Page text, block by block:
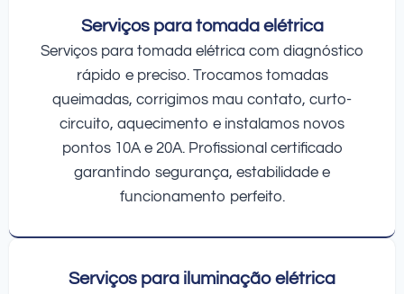
Serviços para tomada elétrica
Serviços para tomada elétrica com diagnóstico
rápido e preciso. Trocamos tomadas
queimadas, corrigimos mau contato, curto-
circuito, aquecimento e instalamos novos
pontos 10A e 20A. Profissional certificado
garantindo segurança, estabilidade e
funcionamento perfeito.
Serviços para iluminação elétrica